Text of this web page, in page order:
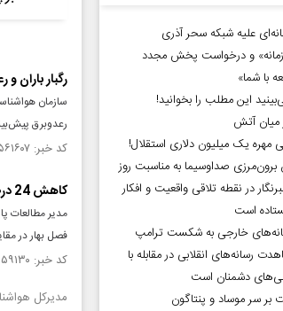
رگبار باران و
رعدوبرق
کد خبر: ۱۵۶۱۶۰۷ تاریخ انتشار : ۱۴۰۵/۰۵/۱۲
کاهش 24 درصدی بارندگی های استان یزد نسبت به متوسط بلندمدت
فصل بهار در
کد خبر: ۱۵۵۹۱۳۰ تاریخ انتشار : ۱۴۰۵/۰۴/۲۳
مدیرکل
علیه شبکه سحر آذری
و درخواست پخش مجدد
با شما»
این مطلب را بخوانید!
میان آتش
مهره یک میلیون دلاری استقلال!
برون‌مرزی صداوسیما به مناسبت روز
در نقطه تلاقی واقعیت و افکار
است
خارجی به شکست ترامپ
رسانه‌های انقلابی در مقابله با
دشمنان است
بر سر موساد و پنتاگون